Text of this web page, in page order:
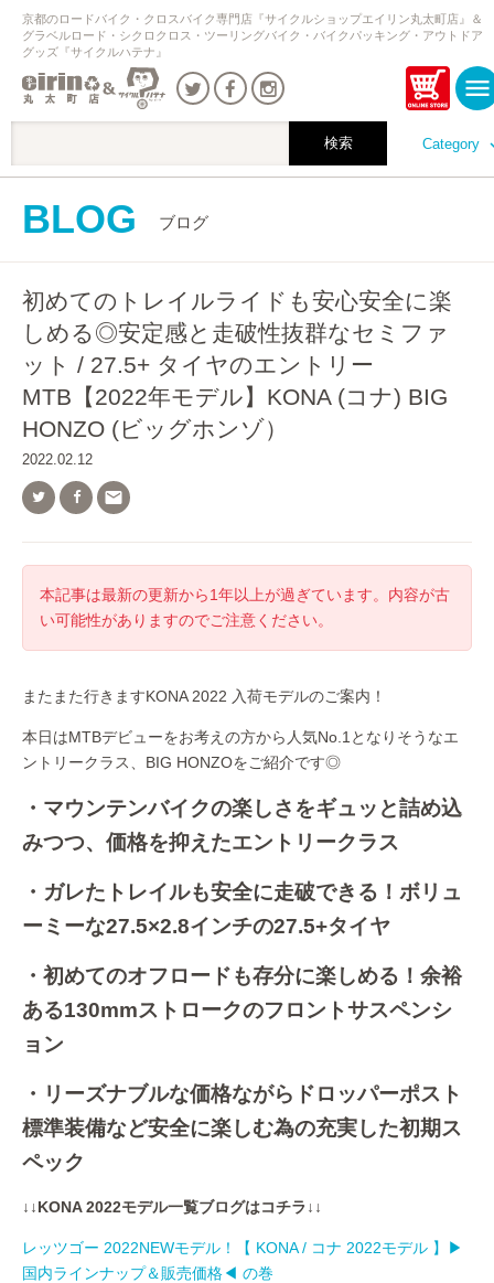
Category
京都のロードバイク・クロスバイク専門店『サイクルショップエイリン丸太町店』＆
グラベルロード・シクロクロス・ツーリングバイク・バイクパッキング・アウトドア
グッズ『サイクルハテナ』
BLOG ブログ
初めてのトレイルライドも安心安全に楽
しめる◎安定感と走破性抜群なセミファ
ット / 27.5+ タイヤのエントリー
MTB【2022年モデル】KONA (コナ) BIG
HONZO (ビッグホンゾ）
2022.02.12

本記事は最新の更新から1年以上が過ぎています。内容が古
い可能性がありますのでご注意ください。
またまた行きますKONA 2022 入荷モデルのご案内！
本日はMTBデビューをお考えの方から人気No.1となりそうなエ
ントリークラス、BIG HONZOをご紹介です◎
・マウンテンバイクの楽しさをギュッと詰め込
みつつ、価格を抑えたエントリークラス
・ガレたトレイルも安全に走破できる！ボリュ
ーミーな27.5×2.8インチの27.5+タイヤ
・初めてのオフロードも存分に楽しめる！余裕
ある130mmストロークのフロントサスペンシ
ョン
・リーズナブルな価格ながらドロッパーポスト
標準装備など安全に楽しむ為の充実した初期ス
ペック
↓↓KONA 2022モデル一覧ブログはコチラ↓↓
レッツゴー 2022NEWモデル！【 KONA / コナ 2022モデル 】▶
国内ラインナップ＆販売価格◀ の巻